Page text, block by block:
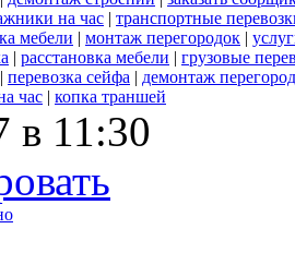
на час | транспортные
мебели | монтаж перегородок |
| расстановка мебели | грузовые
| перевозка сейфа | демонтаж
час | копка траншей
в 11:30